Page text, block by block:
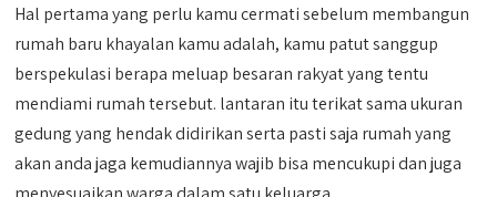
Hal pertama yang perlu kamu cermati sebelum membangun
rumah baru khayalan kamu adalah, kamu patut sanggup
berspekulasi berapa meluap besaran rakyat yang tentu
mendiami rumah tersebut. lantaran itu terikat sama ukuran
gedung yang hendak didirikan serta pasti saja rumah yang
akan anda jaga kemudiannya wajib bisa mencukupi dan juga